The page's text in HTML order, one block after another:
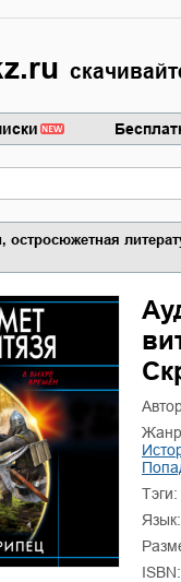
о
Сергей
остросюжетная
Тэги:
Язык:
ISBN: